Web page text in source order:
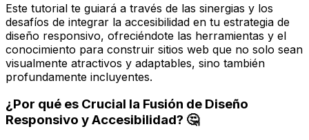
Este tutorial te guiará a través de las sinergias y los
desafíos de integrar la accesibilidad en tu estrategia de
diseño responsivo, ofreciéndote las herramientas y el
conocimiento para construir sitios web que no solo sean
visualmente atractivos y adaptables, sino también
profundamente incluyentes.
¿Por qué es Crucial la Fusión de Diseño
Responsivo y Accesibilidad? 🤔